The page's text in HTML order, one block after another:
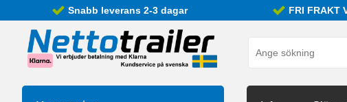
Snabb leverans 2-3 dagar FRI FRAKT